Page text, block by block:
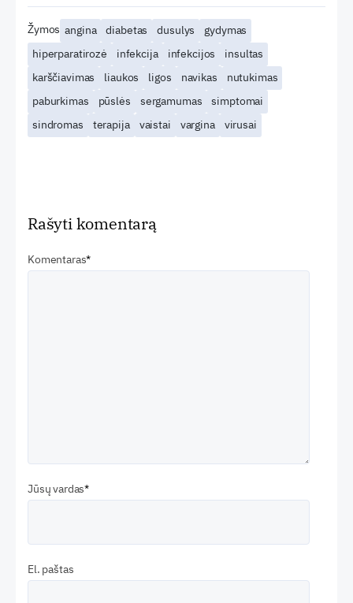
Žymos angina diabetas dusulys
gydymas
hiperparatirozė
infekcija infekcijos
insultas
karščiavimas
liaukos ligos navikas
nutukimas
paburkimas
pūslės sergamumas
simptomai
sindromas
terapija vaistai vargina virusai
Rašyti komentarą
Komentaras
Jūsų vardas
El. paštas